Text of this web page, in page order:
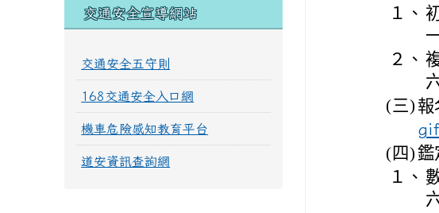
１、
２、
(三) 報
(四)鑑
１、
交通安全宣導網站
交通安全五守則
168交通安全入口網
機車危險感知教育平台
道安資訊查詢網